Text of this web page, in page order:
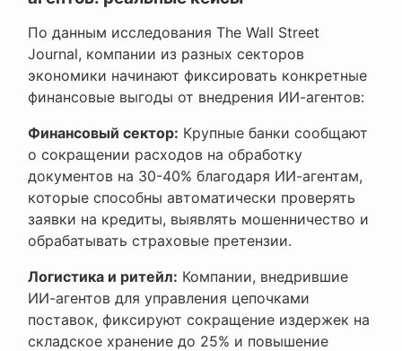
По данным исследования The Wall Street
Journal, компании из разных секторов
экономики начинают фиксировать конкретные
финансовые выгоды от внедрения ИИ-агентов:
Финансовый сектор: Крупные банки сообщают
о сокращении расходов на обработку
документов на 30-40% благодаря ИИ-агентам,
которые способны автоматически проверять
заявки на кредиты, выявлять мошенничество и
обрабатывать страховые претензии.
Логистика и ритейл: Компании, внедрившие
ИИ-агентов для управления цепочками
поставок, фиксируют сокращение издержек на
складское хранение до 25% и повышение